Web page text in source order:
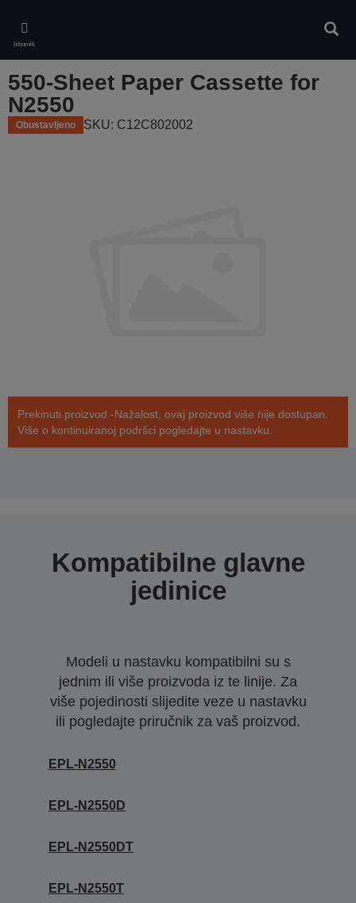
main
content
Izbornik
550-Sheet Paper Cassette for
N2550
Obustavljeno SKU: C12C802002
Prekinuti proizvod -Nažalost, ovaj proizvod više nije dostupan.
Više o kontinuiranoj podršci pogledajte u nastavku.
Kompatibilne glavne
jedinice
Modeli u nastavku kompatibilni su s
jednim ili više proizvoda iz te linije. Za
više pojedinosti slijedite veze u nastavku
ili pogledajte priručnik za vaš proizvod.
EPL-N2550
EPL-N2550D
EPL-N2550DT
EPL-N2550T